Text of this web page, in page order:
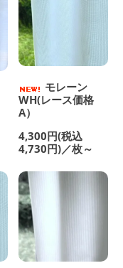
モレーン
WH(レース価格
A）
4,300円(税込
4,730円)／枚～